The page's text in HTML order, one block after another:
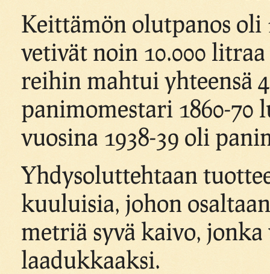
Keittämön olutpanos oli
vetivät noin 10.000
reihin mahtui yhteensä
panimomestari 1860-70
vuosina 1938-39 oli
Yhdysoluttehtaan
kuuluisia, johon
metriä syvä kaivo,
laadukkaaksi.